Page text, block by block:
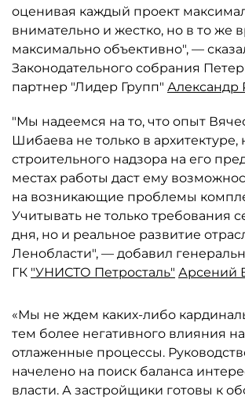
оценивая каждый проект
внимательно и жестко, но в то же
максимально объективно", —
Законодательного собрания
партнер "Лидер Групп" Александр
"Мы надеемся на то, что опыт
Шибаева не только в архитектуре,
строительного надзора на его
местах работы даст ему
на возникающие проблемы
Учитывать не только требования
дня, но и реальное развитие
Ленобласти", — добавил
ГК "УНИСТО Петросталь" Арсений
«Мы не ждем каких-либо
тем более негативного влияния
отлаженные процессы.
начелено на поиск баланса
власти. А застройщики готовы к